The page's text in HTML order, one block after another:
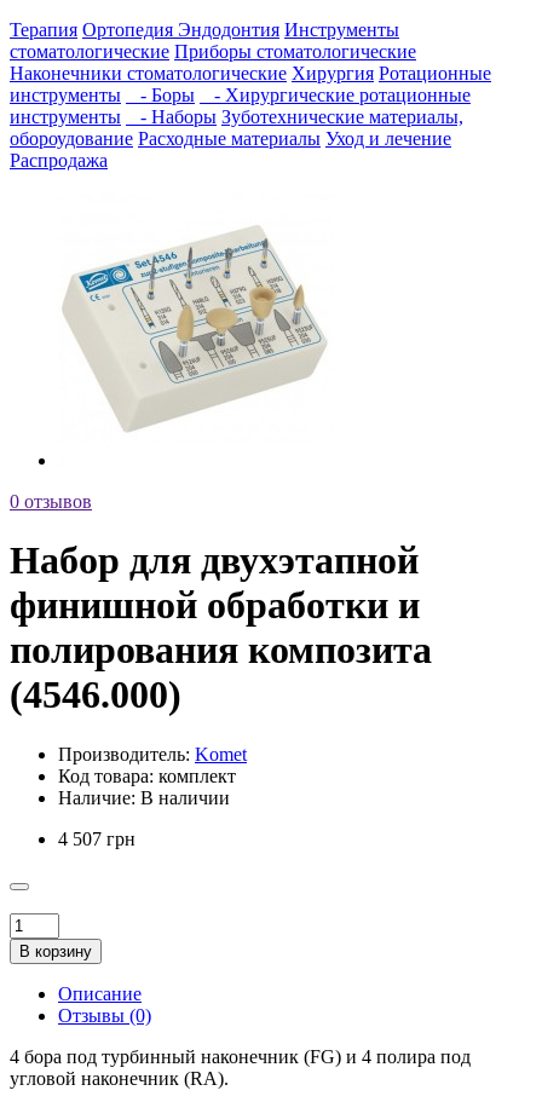
Терапия Ортопедия Эндодонтия Инструменты
стоматологические Приборы стоматологические
Наконечники стоматологические Хирургия Ротационные
инструменты
- Боры
- Хирургические ротационные
инструменты
- Наборы Зуботехнические материалы,
обороудование Расходные материалы Уход и лечение
Распродажа
0 отзывов
Набор для двухэтапной
финишной обработки и
полирования композита
(4546.000)
Производитель: Komet
Код товара: комплект
Наличие: В наличии
4 507 грн
В корзину
Описание
Отзывы (0)
4 бора под турбинный наконечник (FG) и 4 полира под
угловой наконечник (RA).